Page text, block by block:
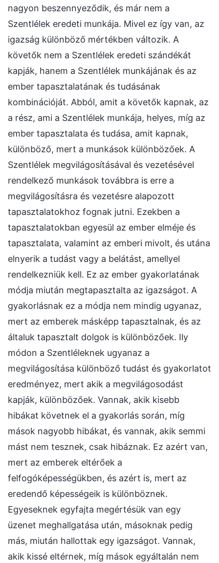
nagyon beszennyeződik, és már nem a
Szentlélek eredeti munkája. Mivel ez így van, az
igazság különböző mértékben változik. A
követők nem a Szentlélek eredeti szándékát
kapják, hanem a Szentlélek munkájának és az
ember tapasztalatának és tudásának
kombinációját. Abból, amit a követők kapnak, az
a rész, ami a Szentlélek munkája, helyes, míg az
ember tapasztalata és tudása, amit kapnak,
különböző, mert a munkások különbözőek. A
Szentlélek megvilágosításával és vezetésével
rendelkező munkások továbbra is erre a
megvilágosításra és vezetésre alapozott
tapasztalatokhoz fognak jutni. Ezekben a
tapasztalatokban egyesül az ember elméje és
tapasztalata, valamint az emberi mivolt, és utána
elnyerik a tudást vagy a belátást, amellyel
rendelkezniük kell. Ez az ember gyakorlatának
módja miután megtapasztalta az igazságot. A
gyakorlásnak ez a módja nem mindig ugyanaz,
mert az emberek másképp tapasztalnak, és az
általuk tapasztalt dolgok is különbözőek. Ily
módon a Szentléleknek ugyanaz a
megvilágosítása különböző tudást és gyakorlatot
eredményez, mert akik a megvilágosodást
kapják, különbözőek. Vannak, akik kisebb
hibákat követnek el a gyakorlás során, míg
mások nagyobb hibákat, és vannak, akik semmi
mást nem tesznek, csak hibáznak. Ez azért van,
mert az emberek eltérőek a
felfogóképességükben, és azért is, mert az
eredendő képességeik is különböznek.
Egyeseknek egyfajta megértésük van egy
üzenet meghallgatása után, másoknak pedig
más, miután hallottak egy igazságot. Vannak,
akik kissé eltérnek, míg mások egyáltalán nem